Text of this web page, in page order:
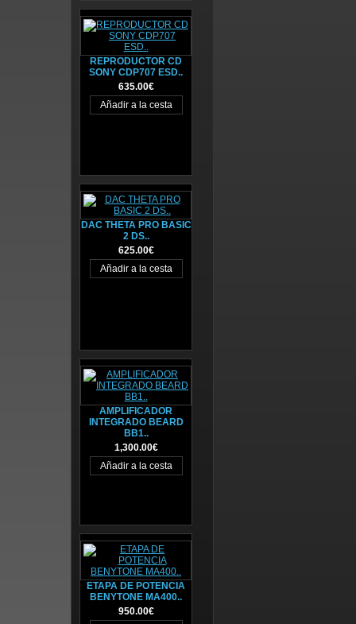
REPRODUCTOR CD
SONY CDP707 ESD..
635.00€
DAC THETA PRO BASIC
2 DS..
625.00€
AMPLIFICADOR
INTEGRADO BEARD
BB1..
1,300.00€
ETAPA DE POTENCIA
BENYTONE MA400..
950.00€